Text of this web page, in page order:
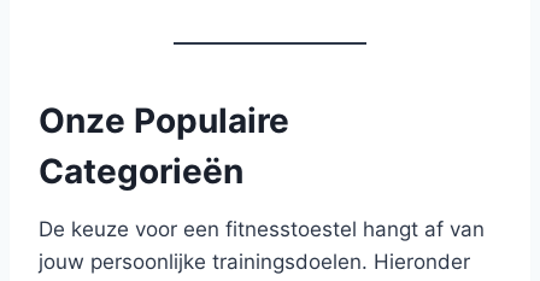
Onze Populaire
Categorieën
De keuze voor een fitnesstoestel hangt af van
jouw persoonlijke trainingsdoelen. Hieronder